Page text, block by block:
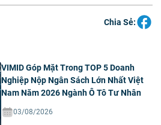
Chia Sẻ:
VIMID Góp Mặt Trong TOP 5 Doanh
Nghiệp Nộp Ngân Sách Lớn Nhất Việt
Nam Năm 2026 Ngành Ô Tô Tư Nhân
03/08/2026